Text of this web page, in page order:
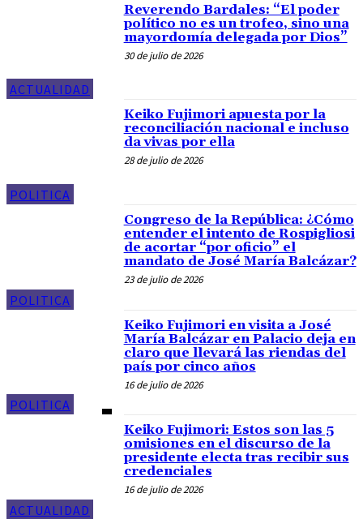
ACTUALIDAD
Reverendo Bardales: “El poder
político no es un trofeo, sino una
mayordomía delegada por Dios”
30 de julio de 2026
POLITICA
Keiko Fujimori apuesta por la
reconciliación nacional e incluso
da vivas por ella
28 de julio de 2026
POLITICA
Congreso de la República: ¿Cómo
entender el intento de Rospigliosi
de acortar “por oficio” el
mandato de José María Balcázar?
23 de julio de 2026
POLITICA
Keiko Fujimori en visita a José
María Balcázar en Palacio deja en
claro que llevará las riendas del
país por cinco años
16 de julio de 2026
ACTUALIDAD
Keiko Fujimori: Estos son las 5
omisiones en el discurso de la
presidente electa tras recibir sus
credenciales
16 de julio de 2026